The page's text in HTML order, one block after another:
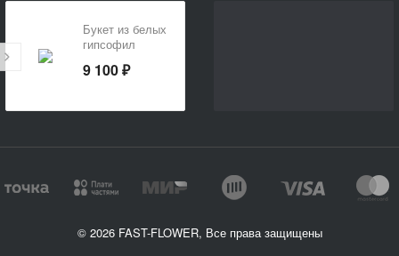
Букет из белых
гипсофил
чудо»
9 100 ₽
© 2026 FAST-FLOWER, Все права защищены